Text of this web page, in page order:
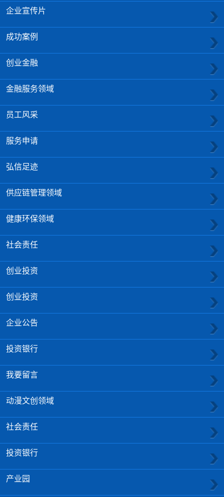
企业宣传片
成功案例
创业金融
金融服务领域
员工风采
服务申请
弘信足迹
供应链管理领域
健康环保领域
社会责任
创业投资
创业投资
企业公告
投资银行
我要留言
动漫文创领域
社会责任
投资银行
产业园